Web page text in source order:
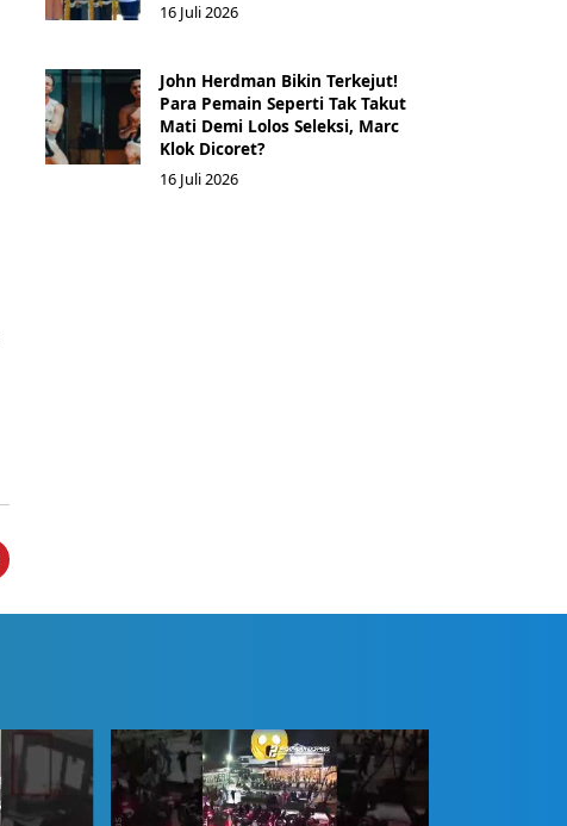
16 Juli 2026
John Herdman Bikin Terkejut!
Para Pemain Seperti Tak Takut
Mati Demi Lolos Seleksi, Marc
Klok Dicoret?
16 Juli 2026